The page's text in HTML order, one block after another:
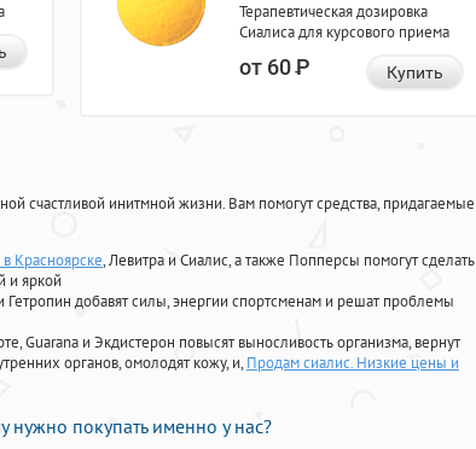
Терапевтическая дозировка
Сиалиса для курсового приема
от 60Р Купить
счастливой инитмной жизни. Вам помогут средства, придагаемые
Красноярске, Левитра и Сиалис, а также Попперсы помогут сделать
и яркой
Гетропин добавят силы, энергии спортсменам и решат проблемы
Guarana и Экдистерон повысят выносливость организма, вернут
органов, омолодят кожу, и, Продам сиалис. Низкие цены и
покупать именно у нас?